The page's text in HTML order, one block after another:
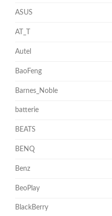
ASUS
AT_T
Autel
BaoFeng
Barnes_Noble
batterie
BEATS
BENQ
Benz
BeoPlay
BlackBerry